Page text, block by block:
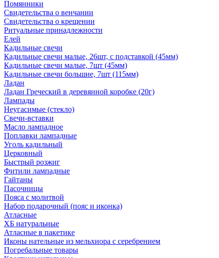
Помянники
Свидетельства о венчании
Свидетельства о крещении
Ритуальные принадлежности
Елей
Кадильные свечи
Кадильные свечи малые, 26шт, с подставкой (45мм)
Кадильные свечи малые, 7шт (45мм)
Кадильные свечи большие, 7шт (115мм)
Ладан
Ладан Греческий в деревянной коробке (20г)
Лампады
Неугасимые (стекло)
Свечи-вставки
Масло лампадное
Поплавки лампадные
Уголь кадильный
Церковный
Быстрый розжиг
Фитили лампадные
Гайтаны
Пасочницы
Пояса с молитвой
Набор подарочный (пояс и иконка)
Атласные
ХБ натуральные
Атласные в пакетике
Иконы нательные из мельхиора с серебрением
Погребальные товары